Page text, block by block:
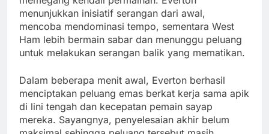
menunjukkan inisiatif serangan dari awal,
mencoba mendominasi tempo, sementara West
Ham lebih bermain sabar dan menunggu peluang
untuk melakukan serangan balik yang mematikan.
Dalam beberapa menit awal, Everton berhasil
menciptakan peluang emas berkat kerja sama apik
di lini tengah dan kecepatan pemain sayap
mereka. Sayangnya, penyelesaian akhir belum